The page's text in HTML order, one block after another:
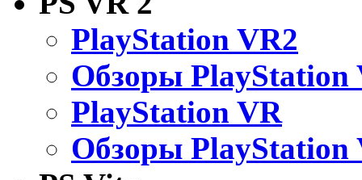
PlayStation VR2
Обзоры PlayStation
PlayStation VR
Обзоры PlayStation